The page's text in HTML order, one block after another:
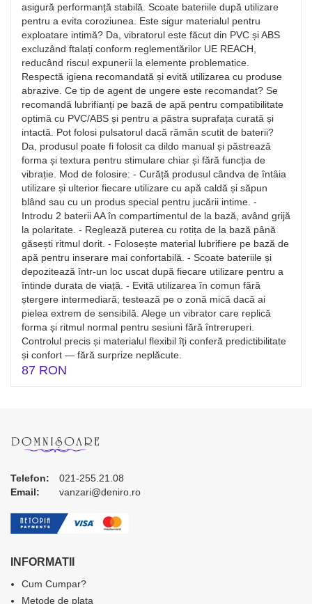
asigură performanță stabilă. Scoate bateriile după utilizare
pentru a evita coroziunea. Este sigur materialul pentru
exploatare intimă? Da, vibratorul este făcut din PVC și ABS
excluzând ftalați conform reglementărilor UE REACH,
reducând riscul expunerii la elemente problematice.
Respectă igiena recomandată și evită utilizarea cu produse
abrazive. Ce tip de agent de ungere este recomandat? Se
recomandă lubrifianți pe bază de apă pentru compatibilitate
optimă cu PVC/ABS și pentru a păstra suprafața curată și
intactă. Pot folosi pulsatorul dacă rămân scutit de baterii?
Da, produsul poate fi folosit ca dildo manual și păstrează
forma și textura pentru stimulare chiar și fără funcția de
vibrație. Mod de folosire: - Curăță produsul cândva de întâia
utilizare și ulterior fiecare utilizare cu apă caldă și săpun
blând sau cu un produs special pentru jucării intime. -
Introdu 2 baterii AA în compartimentul de la bază, având grijă
la polaritate. - Reglează puterea cu rotița de la bază până
găsești ritmul dorit. - Folosește material lubrifiere pe bază de
apă pentru inserare mai confortabilă. - Scoate bateriile și
depozitează într-un loc uscat după fiecare utilizare pentru a
întinde durata de viață. - Evită utilizarea în comun fără
ștergere intermediară; testează pe o zonă mică dacă ai
pielea extrem de sensibilă. Alege un vibrator care replică
forma și ritmul normal pentru sesiuni fără întreruperi.
Controlul precis și materialul flexibil îți conferă predictibilitate
și confort — fără surprize neplăcute.
87 RON
Telefon:
021-255.21.08
Email:
vanzari@deniro.ro
INFORMATII
Cum Cumpar?
Metode de plata